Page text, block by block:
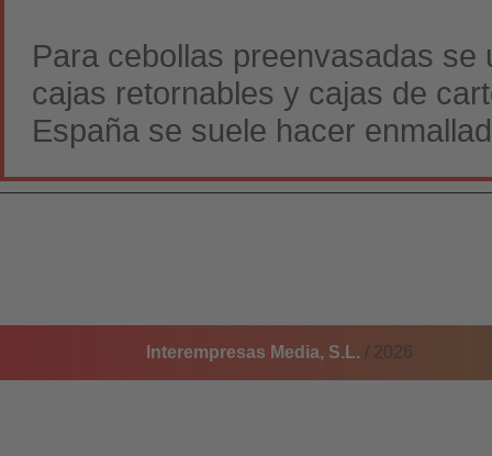
Para cebollas preenvasadas
cajas retornables y cajas de
España se suele hacer
Interempresas Media, S.L. / 2026